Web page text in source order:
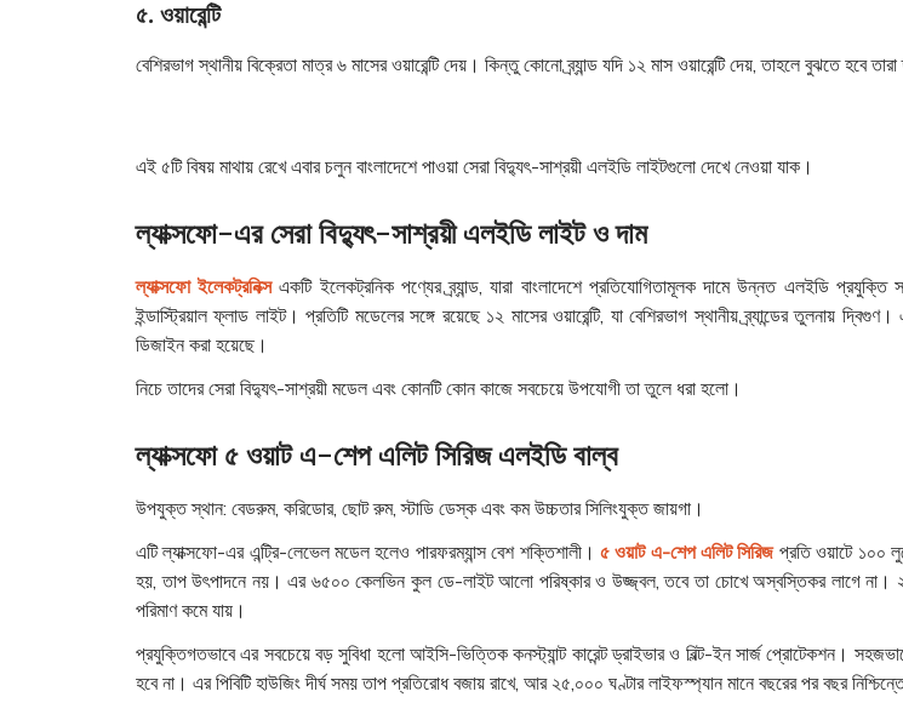
৫. ওয়ারেন্টি
বেশিরভাগ স্থানীয় বিক্রেতা মাত্র ৬ মাসের ওয়ারেন্টি দেয়। কিন্তু কোনো ব্র্যান্ড যদি ১২ মাস ওয়ারেন্টি দেয়, তাহলে বুঝতে হবে
এই ৫টি বিষয় মাথায় রেখে এবার চলুন বাংলাদেশে পাওয়া সেরা বিদ্যুৎ-সাশ্রয়ী এলইডি লাইটগুলো দেখে নেওয়া যাক।
ল্যাক্সফো-এর সেরা বিদ্যুৎ-সাশ্রয়ী এলইডি লাইট ও দাম
ল্যাক্সফো ইলেকট্রনিক্সএকটি ইলেকট্রনিক পণ্যের ব্র্যান্ড, যারা বাংলাদেশে প্রতিযোগিতামূলক দামে উন্নত এলইডি
ইন্ডাস্ট্রিয়াল ফ্লাড লাইট। প্রতিটি মডেলের সঙ্গে রয়েছে ১২ মাসের ওয়ারেন্টি, যা বেশিরভাগ স্থানীয় ব্র্যান্ডের তুলনায়
ডিজাইন করা হয়েছে।
নিচে তাদের সেরা বিদ্যুৎ-সাশ্রয়ী মডেল এবং কোনটি কোন কাজে সবচেয়ে উপযোগী তা তুলে ধরা হলো।
ল্যাক্সফো ৫ ওয়াট এ-শেপ এলিট সিরিজ এলইডি বাল্ব
উপযুক্ত স্থান: বেডরুম, করিডোর, ছোট রুম, স্টাডি ডেস্ক এবং কম উচ্চতার সিলিংযুক্ত জায়গা।
এটি ল্যাক্সফো-এর এন্ট্রি-লেভেল মডেল হলেও পারফরম্যান্স বেশ শক্তিশালী। ৫ ওয়াট এ-শেপ এলিট সিরিজপ্রতি ওয়াটে ১০০
হয়, তাপ উৎপাদনে নয়। এর ৬৫০০ কেলভিন কুল ডে-লাইট আলো পরিষ্কার ও উজ্জ্বল, তবে তা চোখে অস্বস্তিকর লাগে না।
পরিমাণ কমে যায়।
প্রযুক্তিগতভাবে এর সবচেয়ে বড় সুবিধা হলো আইসি-ভিত্তিক কনস্ট্যান্ট কারেন্ট ড্রাইভার ও বিল্ট-ইন সার্জ প্রোটেকশন।
হবে না। এর পিবিটি হাউজিং দীর্ঘ সময় তাপ প্রতিরোধ বজায় রাখে, আর ২৫,০০০ ঘণ্টার লাইফস্প্যান মানে বছরের পর বছর